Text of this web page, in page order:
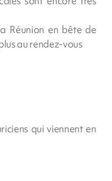
Réunion en bête de
au rendez-vous
qui viennent en